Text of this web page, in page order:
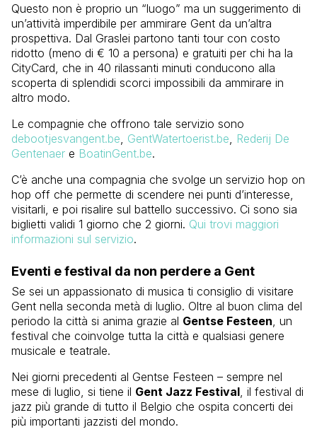
Questo non è proprio un “luogo” ma un suggerimento di
un’attività imperdibile per ammirare Gent da un’altra
prospettiva. Dal Graslei partono tanti tour con costo
ridotto (meno di € 10 a persona) e gratuiti per chi ha la
CityCard, che in 40 rilassanti minuti conducono alla
scoperta di splendidi scorci impossibili da ammirare in
altro modo.
Le compagnie che offrono tale servizio sono
debootjesvangent.be GentWatertoerist.be
Rederij De
Gentenaer e BoatinGent.be.
C’è anche una compagnia che svolge un servizio hop on
hop off che permette di scendere nei punti d’interesse,
visitarli, e poi risalire sul battello successivo. Ci sono sia
biglietti validi 1 giorno che 2 giorni. Qui trovi maggiori
informazioni sul servizio.
Eventi e festival da non perdere a Gent
Se sei un appassionato di musica ti consiglio di visitare
Gent nella seconda metà di luglio. Oltre al buon clima del
periodo la città si anima grazie al Gentse Festeen , un
festival che coinvolge tutta la città e qualsiasi genere
musicale e teatrale.
Nei giorni precedenti al Gentse Festeen – sempre nel
mese di luglio, si tiene il Gent Jazz Festival , il festival di
jazz più grande di tutto il Belgio che ospita concerti dei
più importanti jazzisti del mondo.